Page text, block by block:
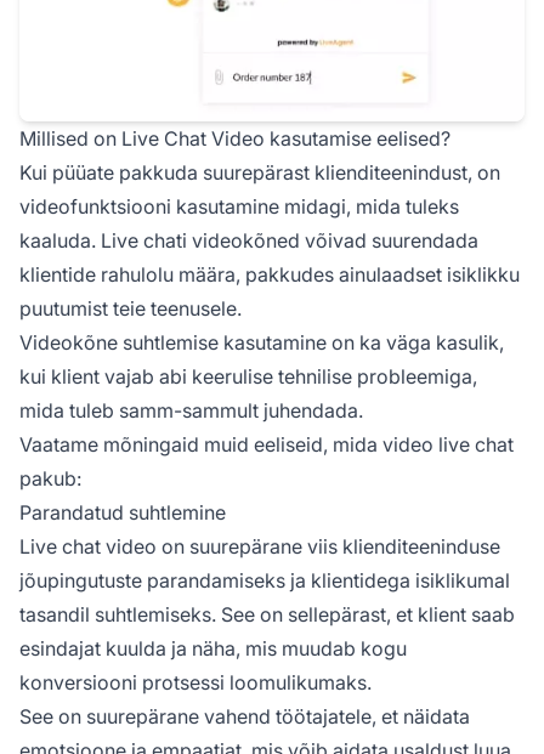
Millised on Live Chat Video kasutamise eelised?
Kui püüate pakkuda suurepärast klienditeenindust, on
videofunktsiooni kasutamine midagi, mida tuleks
kaaluda. Live chati videokõned võivad suurendada
klientide rahulolu määra, pakkudes ainulaadset isiklikku
puutumist teie teenusele.
Videokõne suhtlemise kasutamine on ka väga kasulik,
kui klient vajab abi keerulise tehnilise probleemiga,
mida tuleb samm-sammult juhendada.
Vaatame mõningaid muid eeliseid, mida video live chat
pakub:
Parandatud suhtlemine
Live chat video on suurepärane viis klienditeeninduse
jõupingutuste parandamiseks ja klientidega isiklikumal
tasandil suhtlemiseks. See on sellepärast, et klient saab
esindajat kuulda ja näha, mis muudab kogu
konversiooni protsessi loomulikumaks.
See on suurepärane vahend töötajatele, et näidata